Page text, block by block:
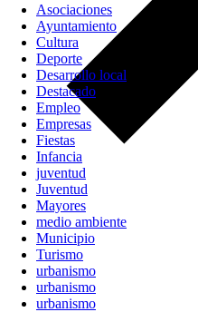
Asociaciones
Ayuntamiento
Cultura
Deporte
Desarrollo local
Destacado
Empleo
Empresas
Fiestas
Infancia
juventud
Juventud
Mayores
medio ambiente
Municipio
Turismo
urbanismo
urbanismo
urbanismo